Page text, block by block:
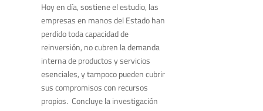
Hoy en día, sostiene el estudio, las
empresas en manos del Estado han
perdido toda capacidad de
reinversión, no cubren la demanda
interna de productos y servicios​
esenciales​, y tampoco pueden cubrir
sus compromisos con recursos
propios. Concluye la investigación